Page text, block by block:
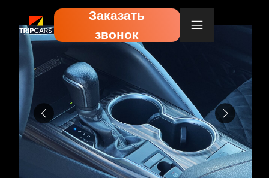
Заказать
Toyota Camry XV70